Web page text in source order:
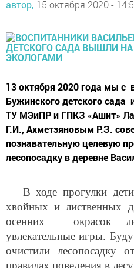
автор, 15 октября 2020 -
13 октября 2020 года мы с
Бужинского детского сада
ТУ МЭиПР и ГПКЗ «Ашит»
Г.И., Ахметзяновым Р.З.
познавательную целевую
лесопосадку в деревне
В ходе прогулки
хвойных и лиственных
осенних окрасок
увлекательные игры.
очистили лесопосадку
правилах поведения в лесу.